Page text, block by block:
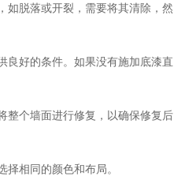
如脱落或开裂，需要将其清除，然
良好的条件。如果没有施加底漆直
整个墙面进行修复，以确保修复后
相同的颜色和布局。